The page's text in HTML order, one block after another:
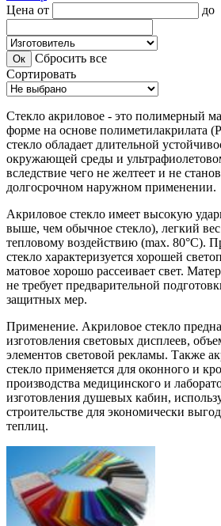
Цена от до
Сбросить все
Сортировать
Стекло акриловое - это полимерный
форме на основе
стекло обладает длительной
окружающей среды и
вследствие чего не желтеет и не
долгосрочном наружном применении.
Акриловое стекло имеет высокую
выше, чем обычное стекло), легкий
тепловому воздействию (max. 80°С).
стекло характеризуется хорошей
матовое хорошо рассеивает свет.
не требует предварительной
защитных мер.
Применение. Акриловое стекло
изготовления световых дисплеев,
элементов световой рекламы. Также
стекло применяется для оконного и
производства медицинского и
изготовления душевых кабин,
строительстве для экономически
теплиц.